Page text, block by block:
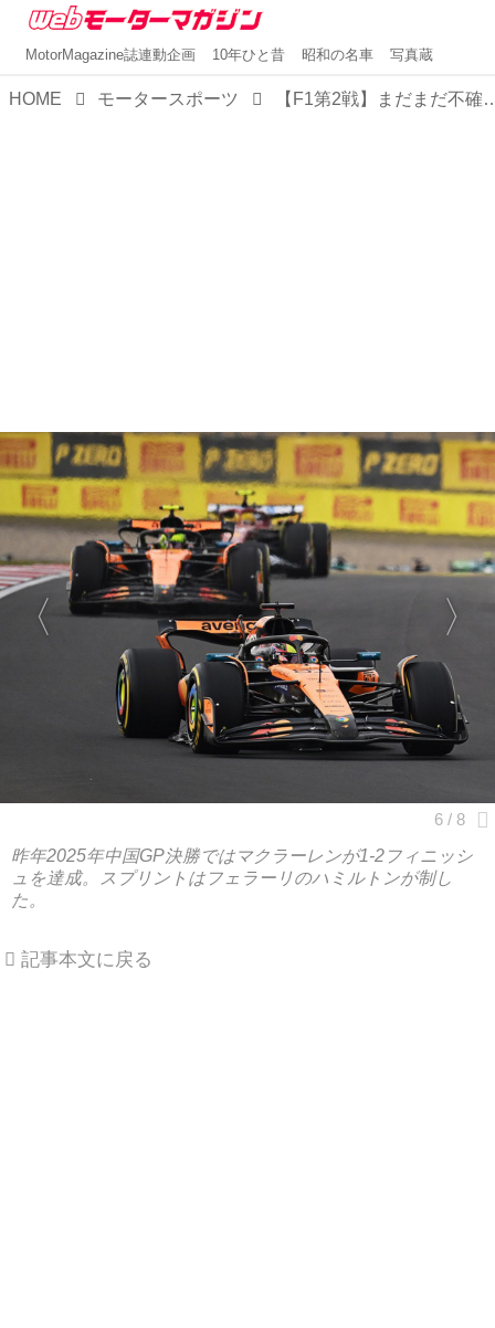
MotorMagazine誌連動企画 10年ひと昔 昭和の名車 写真蔵
HOME モータースポーツ 【F1第2戦】まだまだ不確定要素は多いが、4強
昨年2025年中国GP決勝ではマクラーレンが1-2フィニッシ
ュを達成。スプリントはフェラーリのハミルトンが制し
た。
記事本文に戻る